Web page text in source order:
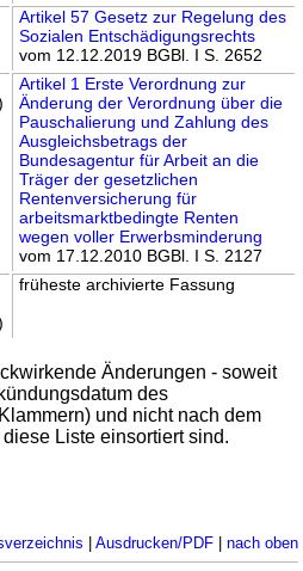
Artikel 57 Gesetz zur Regelung des
Sozialen Entschädigungsrechts
vom 12.12.2019 BGBl. I S. 2652
Artikel 1 Erste Verordnung zur
Änderung der Verordnung über die
Pauschalierung und Zahlung des
Ausgleichsbetrags der
Bundesagentur für Arbeit an die
Träger der gesetzlichen
Rentenversicherung für
arbeitsmarktbedingte Renten
wegen voller Erwerbsminderung
vom 17.12.2010 BGBl. I S. 2127
früheste archivierte Fassung
Änderungen - soweit
des
und nicht nach dem
Liste einsortiert sind.
Ausdrucken/PDF| nach oben